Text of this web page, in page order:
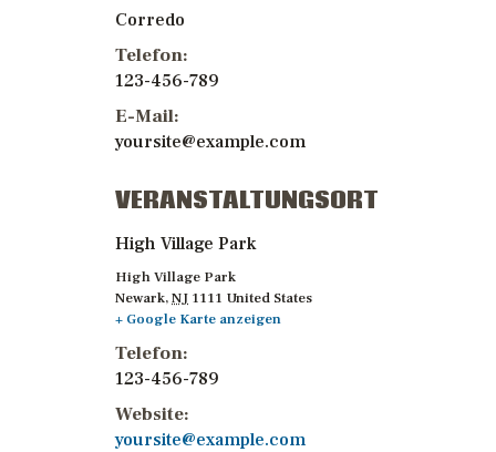
Corredo
Telefon:
123-456-789
E-Mail:
yoursite@example.com
VERANSTALTUNGSORT
High Village Park
High Village Park
Newark,NJ 1111 United States
+ Google Karte anzeigen
Telefon:
123-456-789
Website:
yoursite@example.com